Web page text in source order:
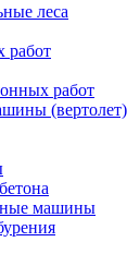
леса
работ
работ
(вертолет)
машины